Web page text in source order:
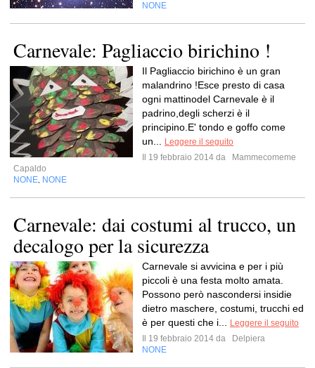
NONE
Carnevale: Pagliaccio birichino !
Il Pagliaccio birichino è un gran
malandrino !Esce presto di casa
ogni mattinodel Carnevale è il
padrino,degli scherzi è il
principino.E' tondo e goffo come
un...
Leggere il seguito
Il 19 febbraio 2014 da
Mammecomeme
Capaldo
NONE NONE
Carnevale: dai costumi al trucco, un
decalogo per la sicurezza
Carnevale si avvicina e per i più
piccoli è una festa molto amata.
Possono però nascondersi insidie
dietro maschere, costumi, trucchi ed
è per questi che i...
Leggere il seguito
Il 19 febbraio 2014 da
Delpiera
NONE